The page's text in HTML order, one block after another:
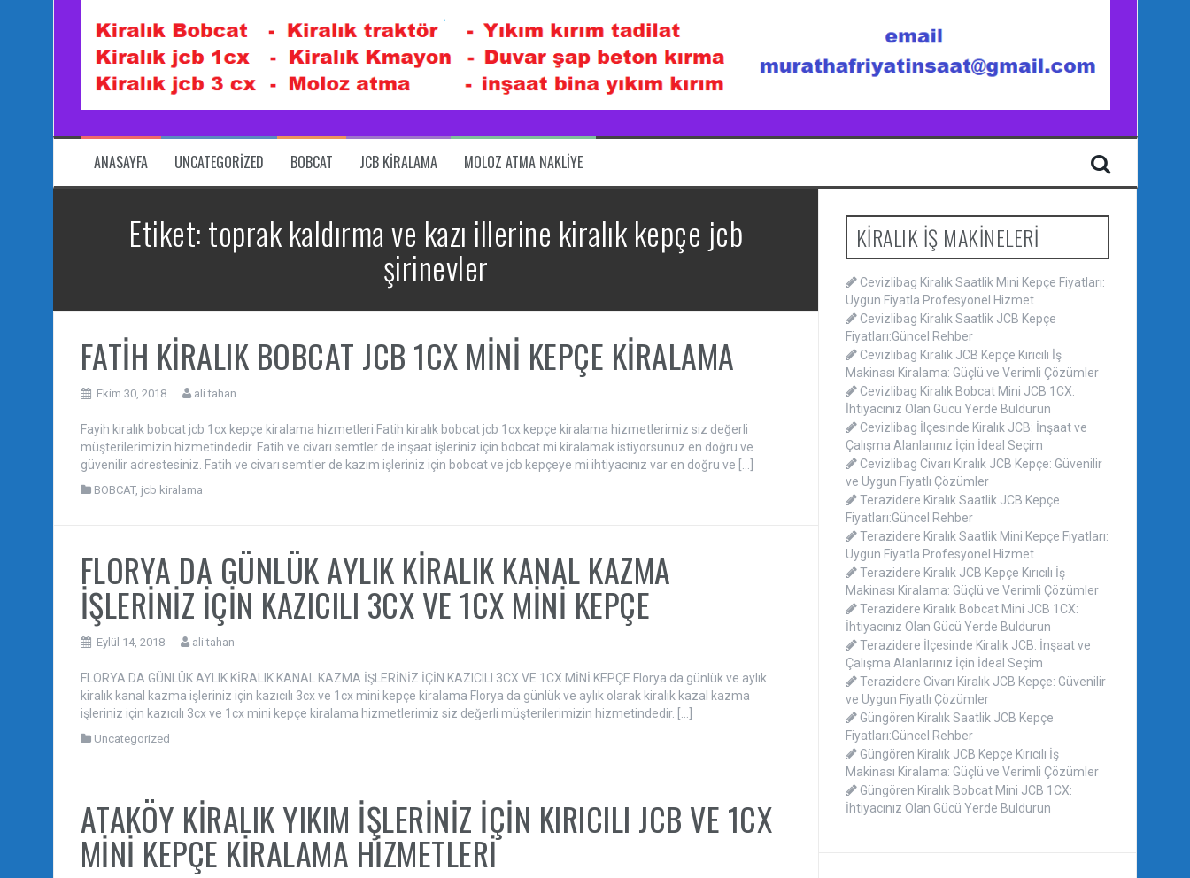
ANASAYFA UNCATEGORIZED BOBCAT JCB KIRALAMA MOLOZ ATMA NAKLIYE
Etiket:toprak kaldırma ve kazı illerine kiralık kepçe jcb
şirinevler
FATİH KİRALIK BOBCAT JCB 1CX MİNİ KEPÇE KİRALAMA
Ekim 30, 2018 ali tahan
Fayih kiralık bobcat jcb 1cx kepçe kiralama hizmetleri Fatih kiralık bobcat jcb 1cx kepçe kiralama hizmetlerimiz siz değerli
müşterilerimizin hizmetindedir. Fatih ve civarı semtler de inşaat işleriniz için bobcat mi kiralamak istiyorsunuz en doğru ve
güvenilir adrestesiniz. Fatih ve civarı semtler de kazım işleriniz için bobcat ve jcb kepçeye mi ihtiyacınız var en doğru ve […]
BOBCAT, jcb kiralama
FLORYA DA GÜNLÜK AYLIK KİRALIK KANAL KAZMA
İŞLERİNİZ İÇİN KAZICILI 3CX VE 1CX MİNİ KEPÇE
Eylül 14, 2018 ali tahan
FLORYA DA GÜNLÜK AYLIK KİRALIK KANAL KAZMA İŞLERİNİZ İÇİN KAZICILI 3CX VE 1CX MİNİ KEPÇE Florya da günlük ve aylık
kiralık kanal kazma işleriniz için kazıcılı 3cx ve 1cx mini kepçe kiralama Florya da günlük ve aylık olarak kiralık kazal kazma
işleriniz için kazıcılı 3cx ve 1cx mini kepçe kiralama hizmetlerimiz siz değerli müşterilerimizin hizmetindedir. […]
Uncategorized
ATAKÖY KİRALIK YIKIM İŞLERİNİZ İÇİN KIRICILI JCB VE 1CX
MİNİ KEPÇE KİRALAMA HİZMETLERİ
KİRALIK İŞ MAKİNELERİ
Cevizlibag Kiralık Saatlik Mini Kepçe Fiyatları:
Uygun Fiyatla Profesyonel Hizmet
Cevizlibag Kiralık Saatlik JCB Kepçe
Fiyatları:Güncel Rehber
Cevizlibag Kiralık JCB Kepçe Kırıcılı İş
Makinası Kiralama: Güçlü ve Verimli Çözümler
Cevizlibag Kiralık Bobcat Mini JCB 1CX:
İhtiyacınız Olan Gücü Yerde Buldurun
Cevizlibag İlçesinde Kiralık JCB: İnşaat ve
Çalışma Alanlarınız İçin İdeal Seçim
Cevizlibag Civarı Kiralık JCB Kepçe: Güvenilir
ve Uygun Fiyatlı Çözümler
Terazidere Kiralık Saatlik JCB Kepçe
Fiyatları:Güncel Rehber
Terazidere Kiralık Saatlik Mini Kepçe Fiyatları:
Uygun Fiyatla Profesyonel Hizmet
Terazidere Kiralık JCB Kepçe Kırıcılı İş
Makinası Kiralama: Güçlü ve Verimli Çözümler
Terazidere Kiralık Bobcat Mini JCB 1CX:
İhtiyacınız Olan Gücü Yerde Buldurun
Terazidere İlçesinde Kiralık JCB: İnşaat ve
Çalışma Alanlarınız İçin İdeal Seçim
Terazidere Civarı Kiralık JCB Kepçe: Güvenilir
ve Uygun Fiyatlı Çözümler
Güngören Kiralık Saatlik JCB Kepçe
Fiyatları:Güncel Rehber
Güngören Kiralık JCB Kepçe Kırıcılı İş
Makinası Kiralama: Güçlü ve Verimli Çözümler
Güngören Kiralık Bobcat Mini JCB 1CX:
İhtiyacınız Olan Gücü Yerde Buldurun